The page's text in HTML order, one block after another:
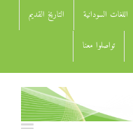
اللغات السودانية التاريخ القديم
تواصلوا معنا